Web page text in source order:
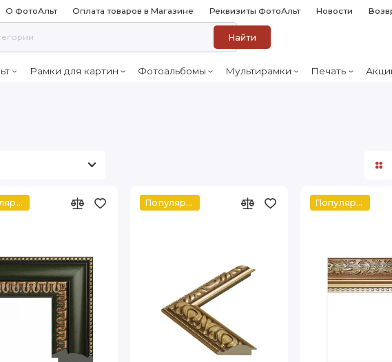
О ФотоАльт Оплата товаров в Магазине Реквизиты ФотоАльт Новости
Найти
Рамки для картин Фотоальбомы Мультирамки Печать
Популярное Популярное Популярное